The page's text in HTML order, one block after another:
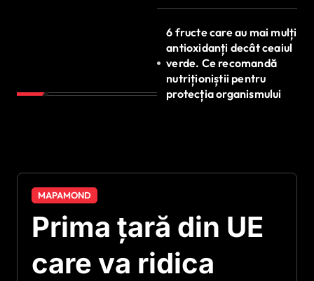
6 fructe care au mai mulți
antioxidanți decât ceaiul
verde. Ce recomandă
nutriționiștii pentru
protecția organismului
MAPAMOND
Prima țară din UE
care va ridica